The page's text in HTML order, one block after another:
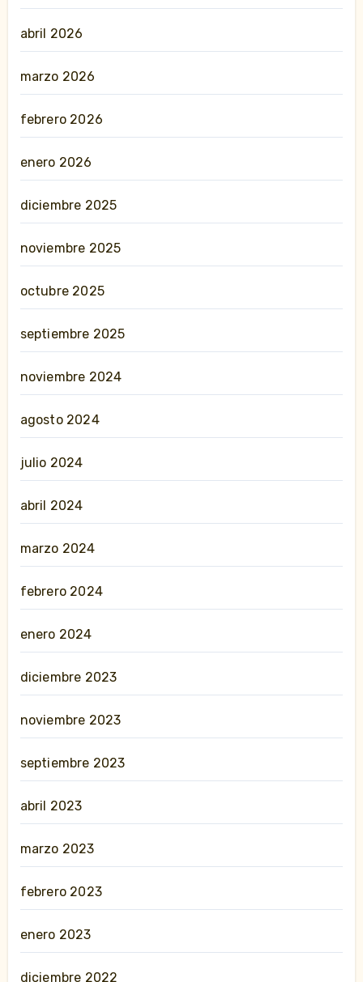
abril 2026
marzo 2026
febrero 2026
enero 2026
diciembre 2025
noviembre 2025
octubre 2025
septiembre 2025
noviembre 2024
agosto 2024
julio 2024
abril 2024
marzo 2024
febrero 2024
enero 2024
diciembre 2023
noviembre 2023
septiembre 2023
abril 2023
marzo 2023
febrero 2023
enero 2023
diciembre 2022